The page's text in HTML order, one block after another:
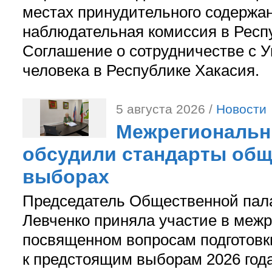
местах принудительного
наблюдательная комиссия в
Соглашение о сотрудничестве с
человека в Республике Хакасия.
5 августа 2026 / Новости
обсудили стандарты
выборах
Председатель Общественной
Левченко приняла участие в
посвященном вопросам
к предстоящим выборам 2026